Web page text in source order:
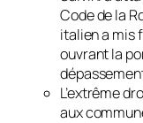
Code de la
italien a mis
ouvrant la
L’extrême
aux